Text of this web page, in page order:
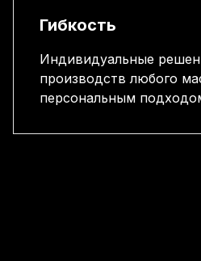
Гибкость
Индивидуальные
производств любого
персональным